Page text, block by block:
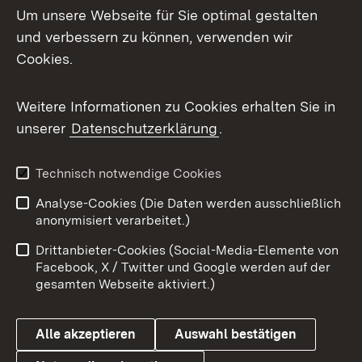
Facebook
X / Twitter
Youtube
Impressum
Kontakt
Barrierefreiheit
Datenschutz
Cookies
Um unsere Webseite für Sie optimal gestalten
und verbessern zu können, verwenden wir
Cookies.
Weitere Informationen zu Cookies erhalten Sie in
unserer Datenschutzerklärung.
Technisch notwendige Cookies
Analyse-Cookies (Die Daten werden ausschließlich
anonymisiert verarbeitet.)
Drittanbieter-Cookies (Social-Media-Elemente von
Facebook, X / Twitter und Google werden auf der
gesamten Webseite aktiviert.)
Alle akzeptieren Auswahl bestätigen